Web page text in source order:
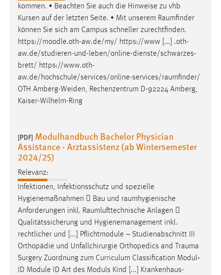
kommen. • Beachten Sie auch die Hinweise zu vhb
Kursen auf der letzten Seite. • Mit unserem Raumfinder
können Sie sich am Campus schneller zurechtfinden.
https://moodle.oth-aw.de/my/ https://www [...] .oth-
aw.de/studieren-und-leben/online-dienste/schwarzes-
brett/ https://www.oth-
aw.de/hochschule/services/online-services/raumfinder/
OTH Amberg-Weiden, Rechenzentrum D-92224 Amberg,
Kaiser-Wilhelm-Ring
[PDF] Modulhandbuch Bachelor Physician
Assistance - Arztassistenz (ab Wintersemester
2024/25)
Relevanz:
Infektionen, Infektionsschutz und spezielle
Hygienemaßnahmen  Bau und raumhygienische
Anforderungen inkl. Raumlufttechnische Anlagen 
Qualitätssicherung und Hygienemanagement inkl.
rechtlicher und [...] Pflichtmodule – Studienabschnitt III
Orthopädie und Unfallchirurgie Orthopedics and Trauma
Surgery Zuordnung zum Curriculum Classification Modul‐
ID Module ID Art des Moduls Kind [...] Krankenhaus-